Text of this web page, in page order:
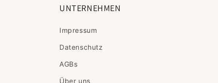
UNTERNEHMEN
Impressum
Datenschutz
AGBs
Über uns